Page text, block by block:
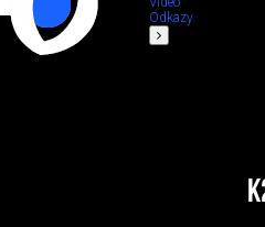
Odkazy